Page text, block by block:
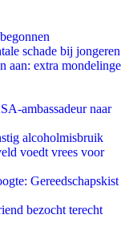
schade bij jongeren
aan: extra mondelinge
ambassadeur naar
alcoholmisbruik
voedt vrees voor
Gereedschapskist
bezocht terecht